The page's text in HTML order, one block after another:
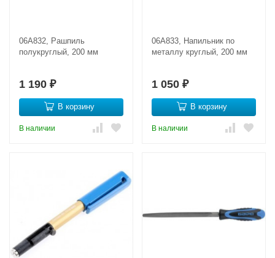
06A832, Рашпиль
полукруглый, 200 мм
1 190 ₽
В корзину
В наличии
06A833, Напильник по
металлу круглый, 200 мм
1 050 ₽
В корзину
В наличии